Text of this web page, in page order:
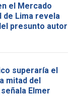
el Mercado
de Lima revela
presunto autor
superaría el
mitad del
Elmer